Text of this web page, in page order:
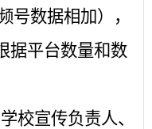
号数据相加），
据平台数量和数
校宣传负责人、